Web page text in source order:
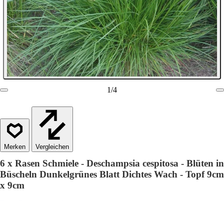
1/4
Vergleichen
6 x Rasen Schmiele - Deschampsia cespitosa - Blüten in
Büscheln Dunkelgrünes Blatt Dichtes Wach - Topf 9cm
x 9cm